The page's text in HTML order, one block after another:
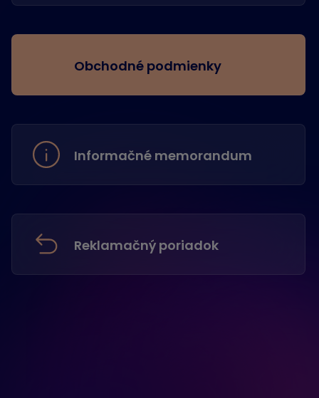
Obchodné podmienky
Informačné memorandum
Reklamačný poriadok